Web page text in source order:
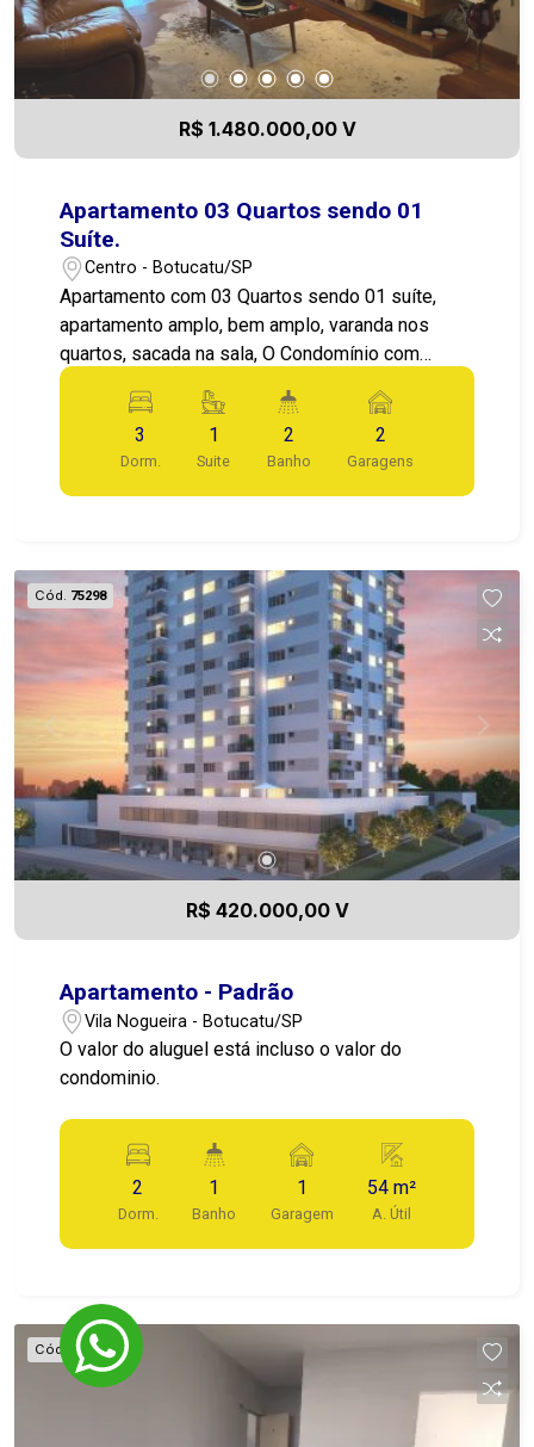
R$ 1.480.000,00 V
Apartamento 03 Quartos sendo 01
Suíte.
Centro - Botucatu/SP
Apartamento com 03 Quartos sendo 01 suíte,
apartamento amplo, bem amplo, varanda nos
quartos, sacada na sala, O Condomínio com
piscina, salão de festas, salão de jogos, elevador,
portaria, interfone, sistema de segurança e portão
automático.
3
Dorm.
1
Suite
2
Banho
2
Garagens
Cód. 75298
R$ 420.000,00 V
Apartamento - Padrão
Vila Nogueira - Botucatu/SP
O valor do aluguel está incluso o valor do
condominio.
2
Dorm.
1
Banho
1
Garagem
54 m²
A. Útil
Cód. 72964